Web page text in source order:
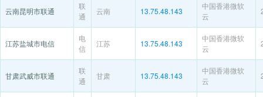
云南昆明市联通
联
通
云南 13.75.48.143
中国香港微软
云
江苏盐城市电信
电
信
江苏 13.75.48.143
中国香港微软
云
甘肃武威市联通
联
通
甘肃 13.75.48.143
中国香港微软
云